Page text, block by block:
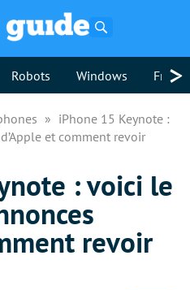
Robots Windows >
iPhone 15 Keynote :
et comment revoir
: voici le
revoir